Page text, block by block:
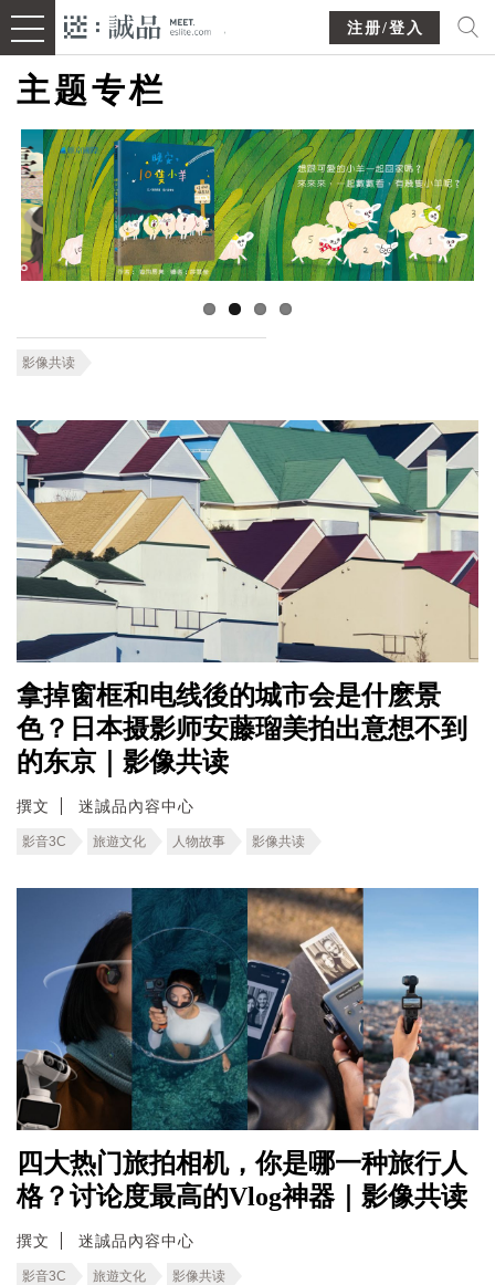
注册/登入
主题专栏
影像共读
拿掉窗框和电线後的城市会是什麽景
色？日本摄影师安藤瑠美拍出意想不到
的东京｜影像共读
撰文 迷誠品內容中心
影音3C 旅遊文化 人物故事 影像共读
四大热门旅拍相机，你是哪一种旅行人
格？讨论度最高的Vlog神器｜影像共读
撰文 迷誠品內容中心
影音3C 旅遊文化 影像共读